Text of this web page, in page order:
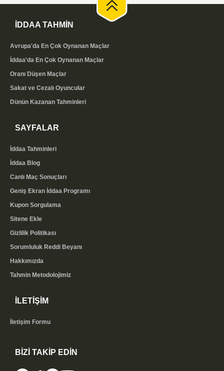
İDDAA TAHMİN
Avrupa'da En Çok Oynanan Maçlar
İddaa'da En Çok Oynanan Maçlar
Oranı Düşen Maçlar
Sakat ve Cezalı Oyuncular
Dünün Kazanan Tahminleri
SAYFALAR
İddaa Tahminleri
İddaa Blog
Canlı Maç Sonuçları
Geniş Ekran İddaa Programı
Kupon Sorgulama
Sitene Ekle
Gizlilik Politikası
Sorumluluk Reddi Beyanı
Hakkımızda
Tahmin Metodolojimiz
İLETİŞİM
İletişim Formu
BİZİ TAKİP EDİN